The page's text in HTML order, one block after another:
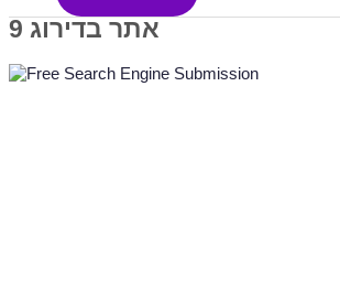
אתר בדירוג 9